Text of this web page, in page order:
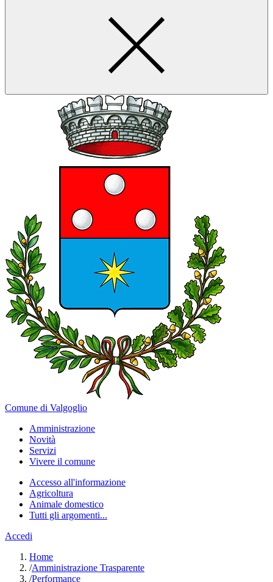
Comune di Valgoglio
Amministrazione
Novità
Servizi
Vivere il comune
Accesso all'informazione
Agricoltura
Animale domestico
Tutti gli argomenti...
Accedi
Home
/Amministrazione Trasparente
/Performance